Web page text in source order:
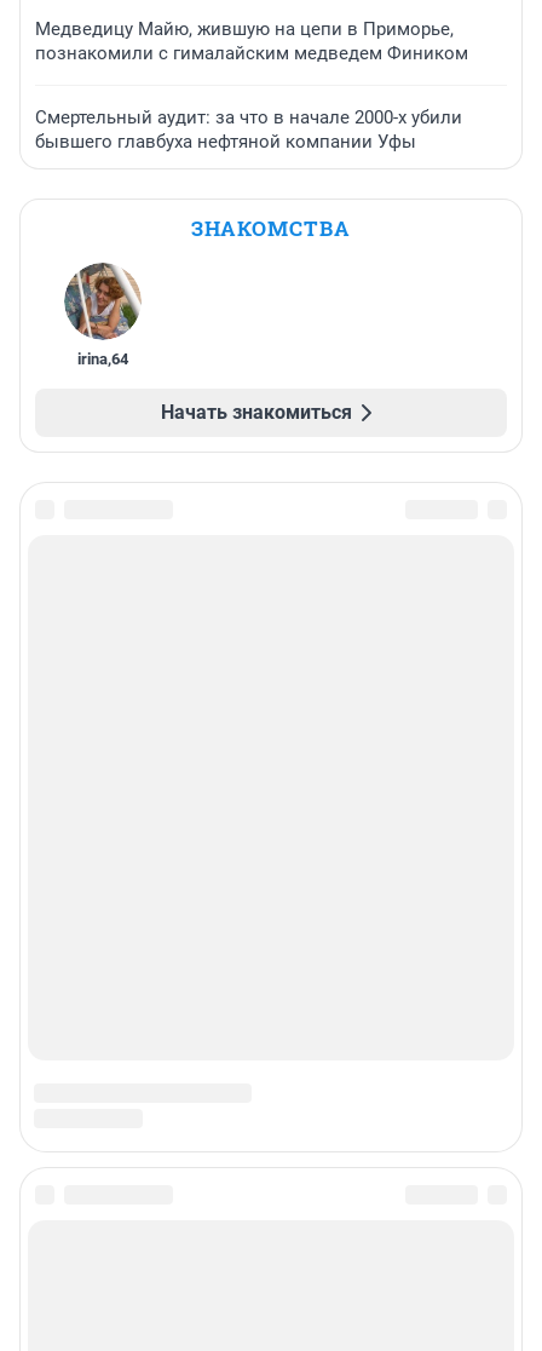
Медведицу Майю, жившую на цепи в Приморье,
познакомили с гималайским медведем Фиником
Смертельный аудит: за что в начале 2000-х убили
бывшего главбуха нефтяной компании Уфы
ЗНАКОМСТВА
irina,64
Начать знакомиться